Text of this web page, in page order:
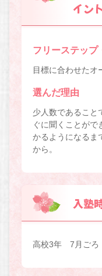
イン
フリーステップ
目標に合わせたオ
選んだ理由
少人数であること
ぐに聞くことがで
かるようになるま
から。
入塾
高校3年 7月ごろ